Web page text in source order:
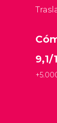
9,1/
+